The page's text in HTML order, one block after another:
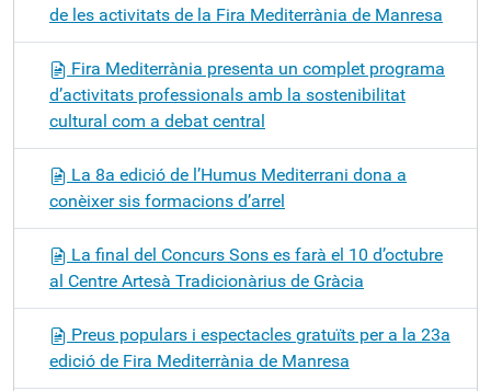
de les activitats de la Fira Mediterrània de Manresa
Fira Mediterrània presenta un complet programa
d’activitats professionals amb la sostenibilitat
cultural com a debat central
La 8a edició de l’Humus Mediterrani dona a
conèixer sis formacions d’arrel
La final del Concurs Sons es farà el 10 d’octubre
al Centre Artesà Tradicionàrius de Gràcia
Preus populars i espectacles gratuïts per a la 23a
edició de Fira Mediterrània de Manresa